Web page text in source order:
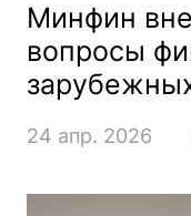
Минфин
вопросы
24 апр. 2026